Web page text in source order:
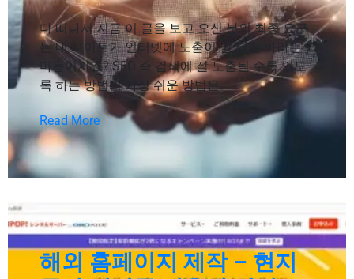
다 떠나서 지금 이 글을 보고 오신 분의 최종 요구
는 내 사이트가 인터넷에 노출이 잘 되길 바라는
마음이시죠? SEO 즉 검색에 잘 노출될 수록 있도
록 하는 방법의 가장 쉬운 방법은
Read More
해외 홈페이지 제작 – 현지